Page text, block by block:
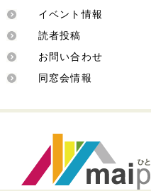
イベント情報
読者投稿
お問い合わせ
同窓会情報